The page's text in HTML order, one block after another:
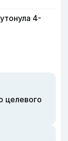
4-
целевого